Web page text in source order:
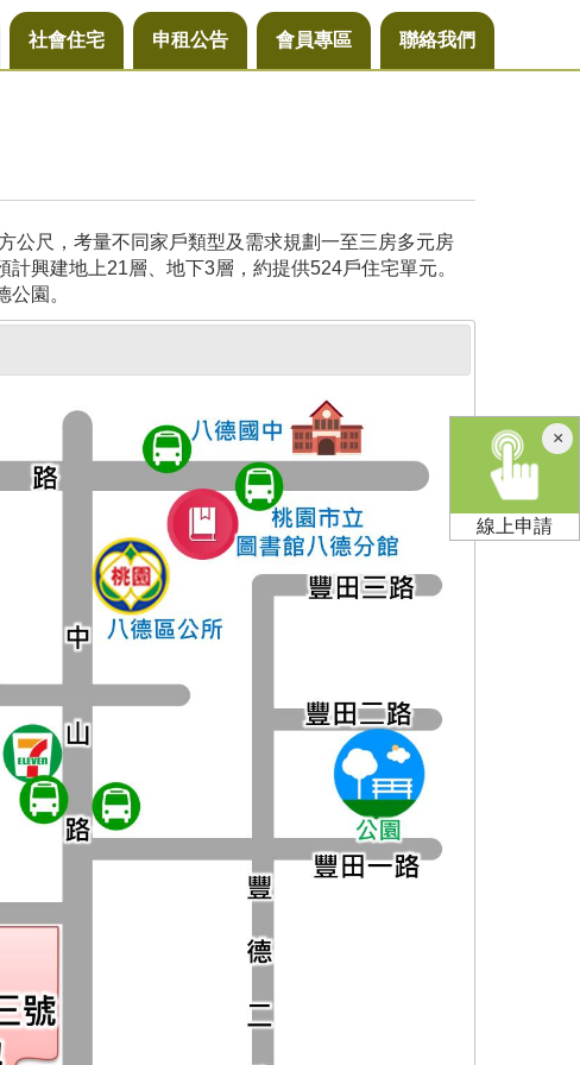
社會住宅 申租公告 會員專區 聯絡我們
公尺，考量不同家戶類型及需求規劃一至三房多元房
興建地上21層、地下3層，約提供524戶住宅單元。
園。
×關
閉
線上申請